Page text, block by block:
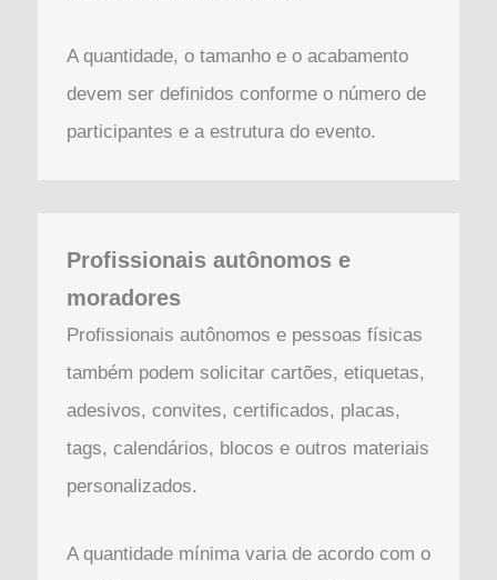
A quantidade, o tamanho e o acabamento
devem ser definidos conforme o número de
participantes e a estrutura do evento.
Profissionais autônomos e
moradores
Profissionais autônomos e pessoas físicas
também podem solicitar cartões, etiquetas,
adesivos, convites, certificados, placas,
tags, calendários, blocos e outros materiais
personalizados.
A quantidade mínima varia de acordo com o